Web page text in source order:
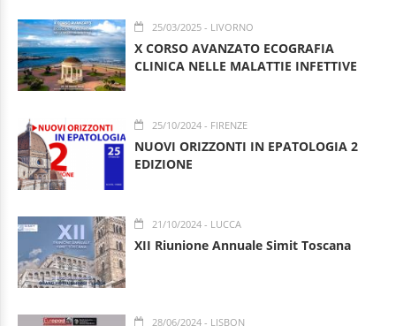
25/03/2025 - LIVORNO
X CORSO AVANZATO ECOGRAFIA
CLINICA NELLE MALATTIE INFETTIVE
25/10/2024 - FIRENZE
NUOVI ORIZZONTI IN EPATOLOGIA 2
EDIZIONE
21/10/2024 - LUCCA
XII Riunione Annuale Simit Toscana
28/06/2024 - LISBON